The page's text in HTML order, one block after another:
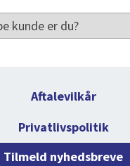
Tilmeld nyhedsbreve
Aftalevilkår
Privatlivspolitik